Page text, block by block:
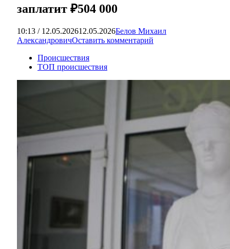
заплатит ₽504 000
10:13 / 12.05.202612.05.2026Белов Михаил
АлександровичОставить комментарий
Происшествия
ТОП происшествия